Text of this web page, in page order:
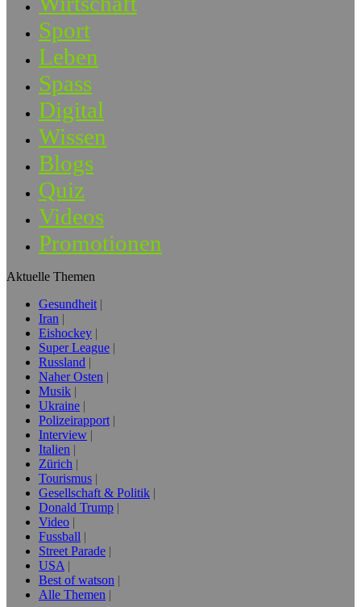
Sport
Leben
Spass
Digital
Wissen
Blogs
Quiz
Videos
Promotionen
Aktuelle Themen
Gesundheit
Iran
Eishockey
Super League
Russland
Naher Osten
Musik
Ukraine
Polizeirapport
Interview
Italien
Zürich
Tourismus
Gesellschaft & Politik
Donald Trump
Video
Fussball
Street Parade
USA
Best of watson
Alle Themen